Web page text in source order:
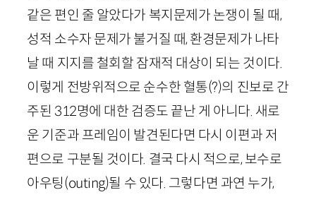
같은 편인 줄 알았다가 복지문제가 논쟁이 될 때,
성적 소수자 문제가 불거질 때, 환경문제가 나타
날 때 지지를 철회할 잠재적 대상이 되는 것이다.
이렇게 전방위적으로 순수한 혈통(?)의 진보로 간
주된 312명에 대한 검증도 끝난 게 아니다. 새로
운 기준과 프레임이 발견된다면 다시 이편과 저
편으로 구분될 것이다. 결국 다시 적으로, 보수로
아우팅(outing)될 수 있다. 그렇다면 과연 누가,